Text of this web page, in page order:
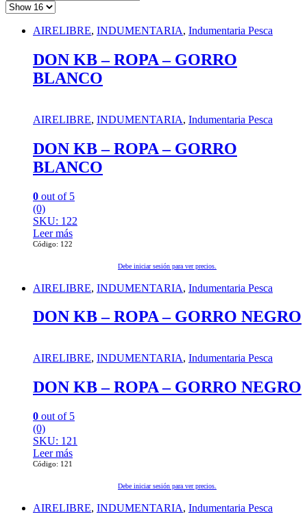
AIRELIBRE, INDUMENTARIA, Indumentaria Pesca
DON KB – ROPA – GORRO
BLANCO
AIRELIBRE, INDUMENTARIA, Indumentaria Pesca
DON KB – ROPA – GORRO
BLANCO
0 out of 5
(0)
SKU: 122
Leer más
Código: 122
Debe iniciar sesión para ver precios.
AIRELIBRE, INDUMENTARIA, Indumentaria Pesca
DON KB – ROPA – GORRO NEGRO
AIRELIBRE, INDUMENTARIA, Indumentaria Pesca
DON KB – ROPA – GORRO NEGRO
0 out of 5
(0)
SKU: 121
Leer más
Código: 121
Debe iniciar sesión para ver precios.
AIRELIBRE, INDUMENTARIA, Indumentaria Pesca